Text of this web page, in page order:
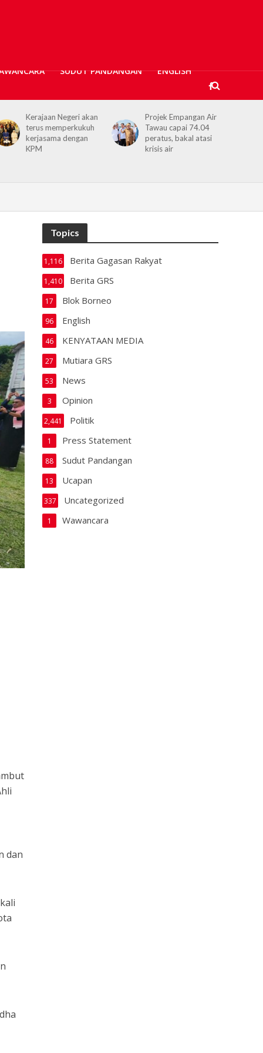
SUDUT PANDANGAN ENGLISH
Negeri akan
memperkukuh
dengan
Projek Empangan Air
Tawau capai 74.04
peratus, bakal atasi
krisis air
dan
Topics
Berita Gagasan Rakyat
1,116
Berita GRS
1,410
Blok Borneo
17
English
96
KENYATAAN MEDIA
46
Mutiara GRS
27
News
53
Opinion
3
Politik
2,441
Press Statement
1
Sudut Pandangan
88
Ucapan
13
Uncategorized
337
Wawancara
1